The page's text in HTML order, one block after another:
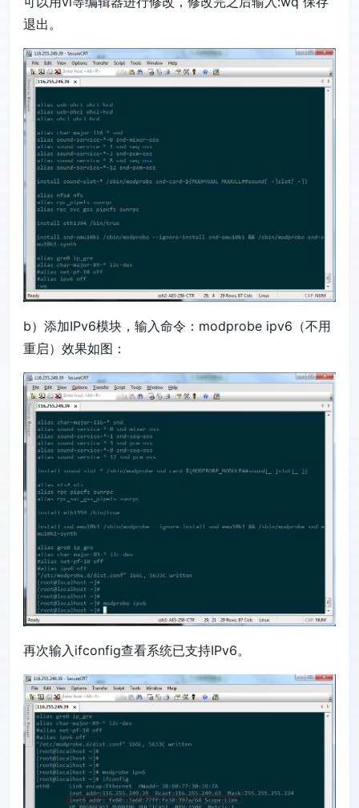
退出。
b）添加IPv6模块，输入命令：modprobe ipv6（不用
重启）效果如图：
再次输入ifconfig查看系统已支持IPv6。